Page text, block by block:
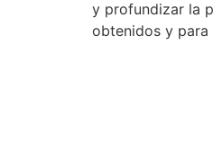
y profundizar la
obtenidos y para